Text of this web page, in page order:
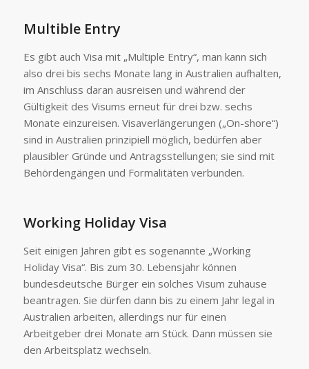
Multible Entry
Es gibt auch Visa mit „Multiple Entry“, man kann sich
also drei bis sechs Monate lang in Australien aufhalten,
im Anschluss daran ausreisen und während der
Gültigkeit des Visums erneut für drei bzw. sechs
Monate einzureisen. Visaverlängerungen („On-shore“)
sind in Australien prinzipiell möglich, bedürfen aber
plausibler Gründe und Antragsstellungen; sie sind mit
Behördengängen und Formalitäten verbunden.
Working Holiday Visa
Seit einigen Jahren gibt es sogenannte „Working
Holiday Visa“. Bis zum 30. Lebensjahr können
bundesdeutsche Bürger ein solches Visum zuhause
beantragen. Sie dürfen dann bis zu einem Jahr legal in
Australien arbeiten, allerdings nur für einen
Arbeitgeber drei Monate am Stück. Dann müssen sie
den Arbeitsplatz wechseln.